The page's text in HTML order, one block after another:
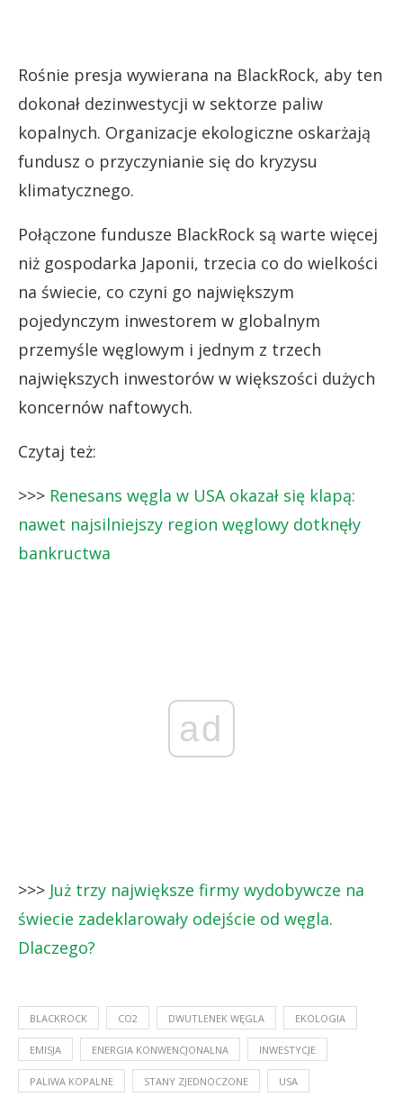
Rośnie presja wywierana na BlackRock, aby ten
dokonał dezinwestycji w sektorze paliw
kopalnych. Organizacje ekologiczne oskarżają
fundusz o przyczynianie się do kryzysu
klimatycznego.
Połączone fundusze BlackRock są warte więcej
niż gospodarka Japonii, trzecia co do wielkości
na świecie, co czyni go największym
pojedynczym inwestorem w globalnym
przemyśle węglowym i jednym z trzech
największych inwestorów w większości dużych
koncernów naftowych.
Czytaj też:
>>> Renesans węgla w USA okazał się klapą:
nawet najsilniejszy region węglowy dotknęły
bankructwa
ad
>>> Już trzy największe firmy wydobywcze na
świecie zadeklarowały odejście od węgla.
Dlaczego?
BLACKROCK CO2 DWUTLENEK WĘGLA EKOLOGIA
EMISJA ENERGIA KONWENCJONALNA INWESTYCJE
PALIWA KOPALNE STANY ZJEDNOCZONE USA